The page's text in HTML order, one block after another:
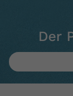
Der